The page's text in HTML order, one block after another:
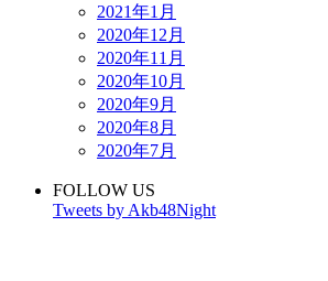
2021年1月
2020年12月
2020年11月
2020年10月
2020年9月
2020年8月
2020年7月
FOLLOW US
Tweets by Akb48Night